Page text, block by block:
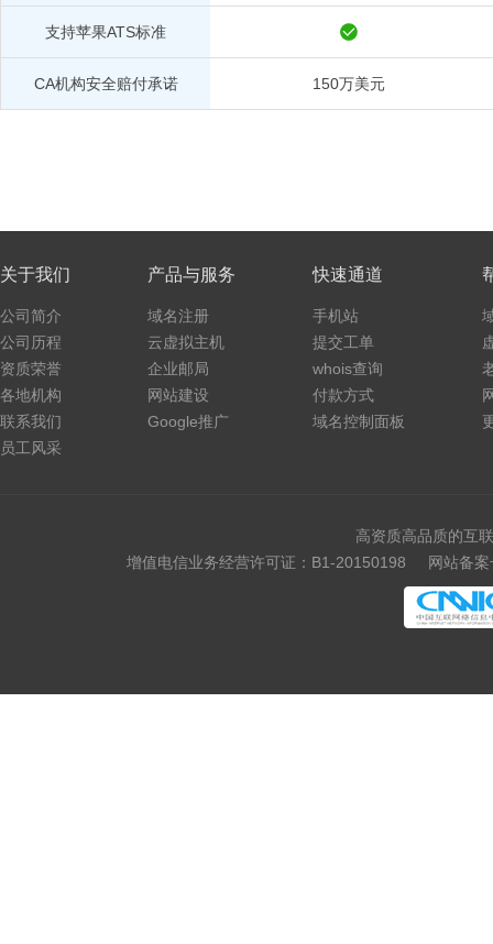
支持苹果ATS标准
CA机构安全赔付承诺 150万美元
关于我们
公司简介
公司历程
资质荣誉
各地机构
联系我们
员工风采
产品与服务
域名注册
云虚拟主机
企业邮局
网站建设
Google推广
快速通道
手机站
提交工单
whois查询
付款方式
域名控制面板
高资质高品质的互
增值电信业务经营许可证：B1-20150198
网站备